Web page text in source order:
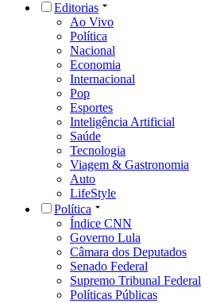
Editorias
Ao Vivo
Política
Nacional
Economia
Internacional
Pop
Esportes
Inteligência Artificial
Saúde
Tecnologia
Viagem & Gastronomia
Auto
LifeStyle
Política
Índice CNN
Governo Lula
Câmara dos Deputados
Senado Federal
Supremo Tribunal Federal
Políticas Públicas